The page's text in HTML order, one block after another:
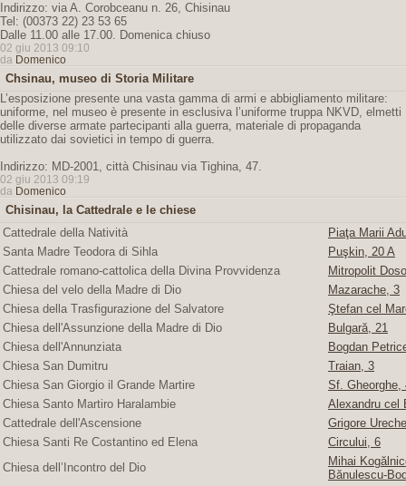
Indirizzo: via A. Corobceanu n. 26, Chisinau
Tel: (00373 22) 23 53 65
Dalle 11.00 alle 17.00. Domenica chiuso
02 giu 2013 09:10
da Domenico
Chsinau, museo di Storia Militare
L’esposizione presente una vasta gamma di armi e abbigliamento militare:
uniforme, nel museo è presente in esclusiva l’uniforme truppa NKVD, elmetti
delle diverse armate partecipanti alla guerra, materiale di propaganda
utilizzato dai sovietici in tempo di guerra.
Indirizzo: MD-2001, città Chisinau via Tighina, 47.
02 giu 2013 09:19
da Domenico
Chisinau, la Cattedrale e le chiese
Cattedrale della Natività
Piaţa Marii
Santa Madre Teodora di Sihla
Puşkin, 20 A
Cattedrale romano-cattolica della Divina Provvidenza
Mitropolit
Chiesa del velo della Madre di Dio
Mazarache, 3
Chiesa della Trasfigurazione del Salvatore
Ştefan cel
Chiesa dell'Assunzione della Madre di Dio
Bulgară, 21
Chiesa dell'Annunziata
Bogdan
Chiesa San Dumitru
Traian, 3
Chiesa San Giorgio il Grande Martire
Sf. Gheorghe,
Chiesa Santo Martiro Haralambie
Alexandru cel
Cattedrale dell'Ascensione
Grigore
Chiesa Santi Re Costantino ed Elena
Circului, 6
Chiesa dell’Incontro del Dio
Mihai
Bănulescu-